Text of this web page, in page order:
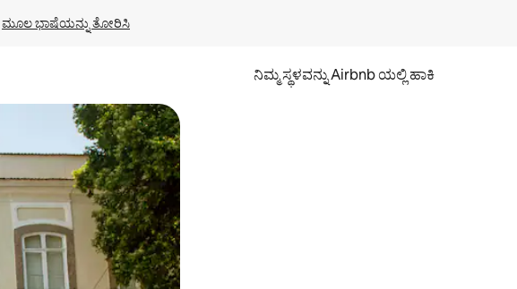
ಮೂಲ ಭಾಷೆಯನ್ನು ತೋರಿಸಿ
ನಿಮ್ಮ ಸ್ಥಳವನ್ನು Airbnb ಯಲ್ಲಿ ಹಾಕಿ